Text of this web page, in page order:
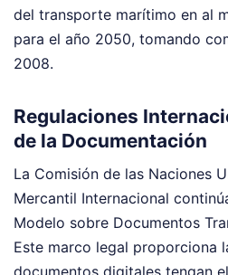
del transporte marítimo en al
para el año 2050, tomando
2008.
Regulaciones
de la Documentación
La Comisión de las Naciones
Mercantil Internacional
Modelo sobre Documentos
Este marco legal proporciona